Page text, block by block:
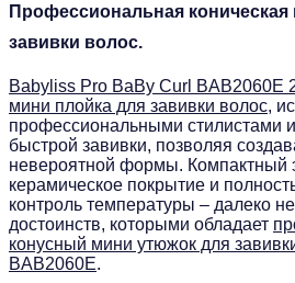
Профессиональная
завивки волос.
Babyliss Pro BaBy Curl BAB2060E
мини плойка для завивки волос,
профессиональными стилистами
быстрой завивки, позволяя
невероятной формы. Компактный
керамическое покрытие и
контроль температуры – далеко
достоинств, которыми обладает
конусный мини утюжок для
BAB2060E.